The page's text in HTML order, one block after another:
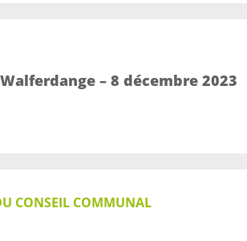
– 8 décembre 2023
CONSEIL COMMUNAL